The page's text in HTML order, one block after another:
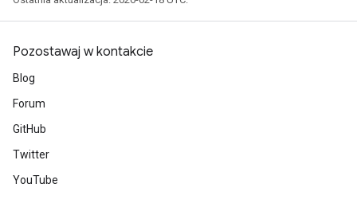
Pozostawaj w kontakcie
Blog
Forum
GitHub
Twitter
YouTube